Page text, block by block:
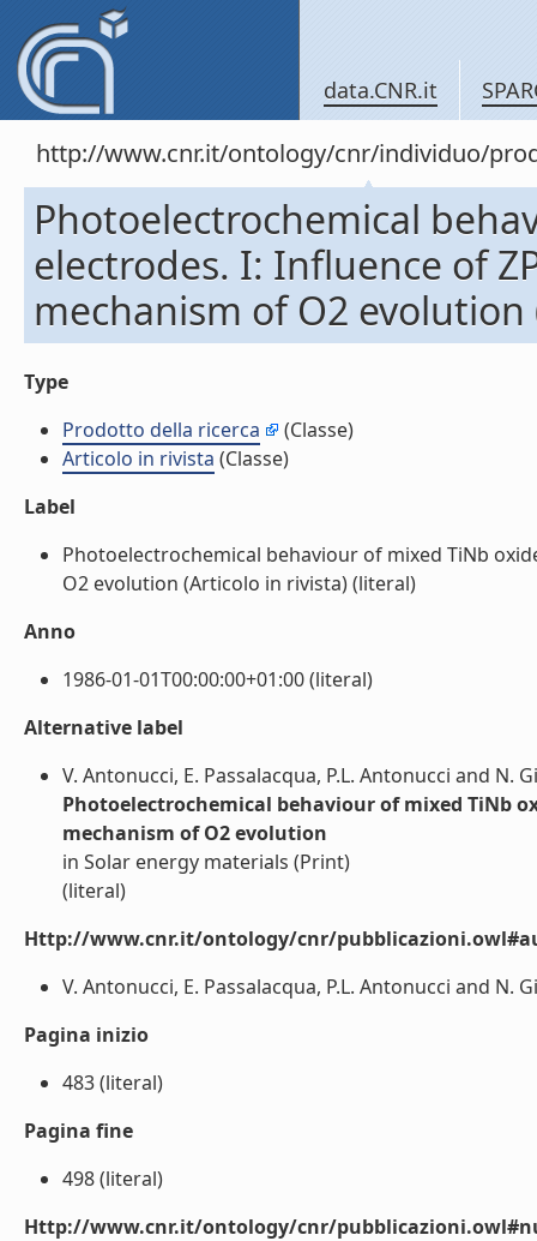
data.CNR.it
http://www.cnr.it/ontology/cnr/individuo/
Photoelectrochemical
electrodes. I: Influence of
mechanism of O2
Type
Prodotto della ricerca
(Classe)
Articolo in rivista (Classe)
Label
Photoelectrochemical behaviour of mixed TiNb
O2 evolution (Articolo in rivista) (literal)
Anno
1986-01-01T00:00:00+01:00 (literal)
Alternative label
V. Antonucci, E. Passalacqua, P.L. Antonucci and N.
Photoelectrochemical behaviour of mixed TiNb
mechanism of O2 evolution
in Solar energy materials (Print)
(literal)
Http://www.cnr.it/ontology/cnr/
V. Antonucci, E. Passalacqua, P.L. Antonucci and N.
Pagina inizio
483 (literal)
Pagina fine
498 (literal)
Http://www.cnr.it/ontology/cnr/